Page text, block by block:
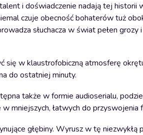
i doświadczenie nadają tej
czuje obecność bohaterów tuż
słuchacza w świat pełen
się w klaustrofobiczną atmosferę
do ostatniej minuty.
także w formie audioserialu,
mniejszych, łatwych do przyswojenia
głębiny. Wyrusz w tę niezwykłą